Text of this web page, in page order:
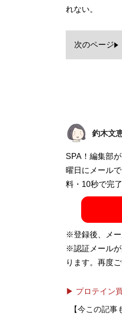
れない。
次のページ
釣木文
ライター。名
@troookie
記事一覧へ
SPA！編集部
曜日にメール
料・10秒で完了
※登録後、メー
※認証メールが
ります。再度
▶ プロテイン
【今この記事